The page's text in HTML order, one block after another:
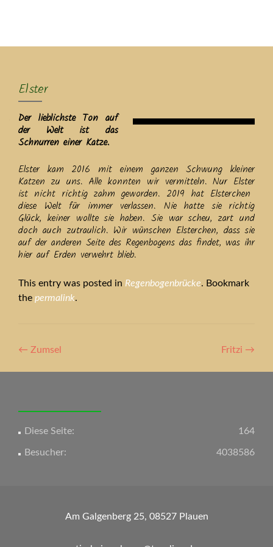
Elster
Der lieblichste Ton auf
der Welt ist das
Schnurren einer Katze.
Elster kam 2016 mit einem ganzen Schwung kleiner
Katzen zu uns. Alle konnten wir vermitteln. Nur Elster
ist nicht richtig zahm geworden. 2019 hat Elsterchen
diese Welt für immer verlassen. Nie hatte sie richtig
Glück, keiner wollte sie haben. Sie war scheu, zart und
doch auch zutraulich. Wir wünschen Elsterchen, dass sie
auf der anderen Seite des Regenbogens das findet, was ihr
hier auf Erden verwehrt blieb.
This entry was posted in Regenbogenbrücke. Bookmark
the permalink.
Artikel-
Navigation
← Zumsel Fritzi →
164
Diese Seite:
4038586
Besucher:
Am Galgenberg 25, 08527 Plauen